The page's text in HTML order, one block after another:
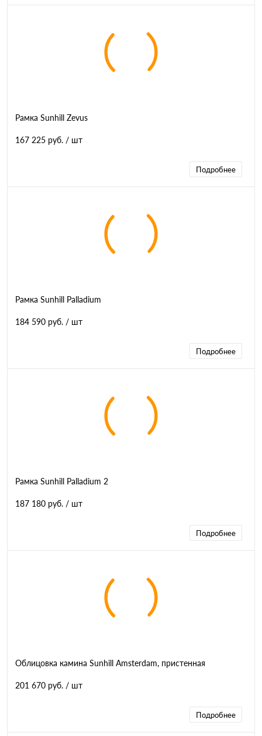
Рамка Sunhill Zevus
167 225 руб. / шт
Подробнее
Рамка Sunhill Palladium
184 590 руб. / шт
Подробнее
Рамка Sunhill Palladium 2
187 180 руб. / шт
Подробнее
Облицовка камина Sunhill Amsterdam, пристенная
201 670 руб. / шт
Подробнее